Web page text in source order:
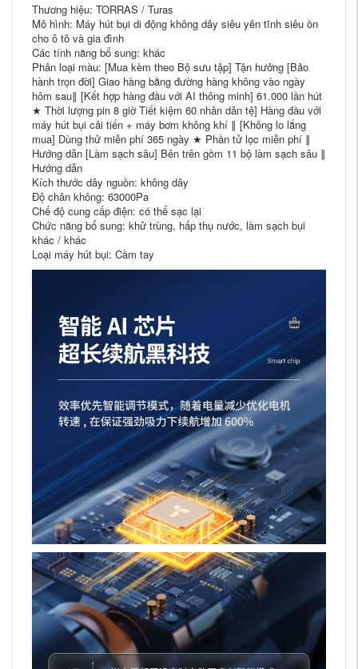
Thương hiệu: TORRAS / Turas
Mô hình: Máy hút bụi di động không dây siêu yên tĩnh siêu ồn
cho ô tô và gia đình
Các tính năng bổ sung: khác
Phân loại màu: [Mua kèm theo Bộ sưu tập] Tận hưởng [Bảo
hành trọn đời] Giao hàng bằng đường hàng không vào ngày
hôm sau∥ [Kết hợp hàng đầu với AI thông minh] 61.000 lần hút
★ Thời lượng pin 8 giờ Tiết kiệm 60 nhân dân tệ] Hàng đầu với
máy hút bụi cải tiến + máy bơm không khí ∥ [Không lo lắng
mua] Dùng thử miễn phí 365 ngày ★ Phần tử lọc miễn phí ∥
Hướng dẫn [Làm sạch sâu] Bên trên gồm 11 bộ làm sạch sâu ∥
Hướng dẫn
Kích thước dây nguồn: không dây
Độ chân không: 63000Pa
Chế độ cung cấp điện: có thể sạc lại
Chức năng bổ sung: khử trùng, hấp thụ nước, làm sạch bụi
khác / khác
Loại máy hút bụi: Cầm tay